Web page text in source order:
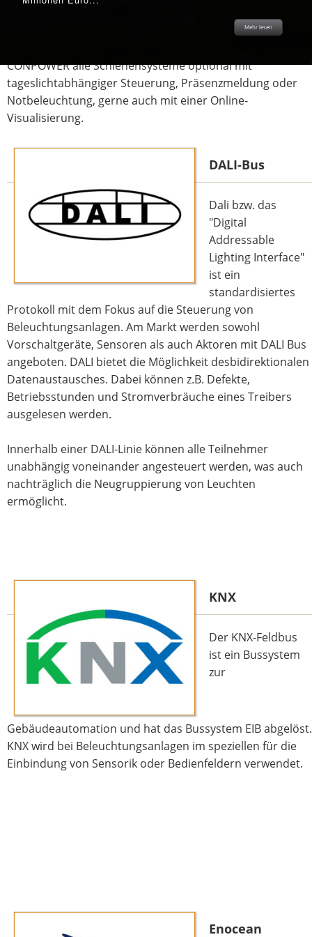
Mehr lesen
Mehr lesen
Mehr lesen
Mehr lesen
Mehr lesen
der Fassung, dies trägt zur Sicherheit des Nutzers bei. Als
CONPOWER alle Schienensysteme optional mit
tageslichtabhängiger Steuerung, Präsenzmeldung oder
Notbeleuchtung, gerne auch mit einer Online-
Visualisierung.
DALI-Bus
Dali bzw. das
"Digital
Addressable
Lighting Interface"
ist ein
standardisiertes
Protokoll mit dem Fokus auf die Steuerung von
Beleuchtungsanlagen. Am Markt werden sowohl
Vorschaltgeräte, Sensoren als auch Aktoren mit DALI Bus
angeboten. DALI bietet die Möglichkeit desbidirektionalen
Datenaustausches. Dabei können z.B. Defekte,
Betriebsstunden und Stromverbräuche eines Treibers
ausgelesen werden.
Innerhalb einer DALI-Linie können alle Teilnehmer
unabhängig voneinander angesteuert werden, was auch
nachträglich die Neugruppierung von Leuchten
ermöglicht.
KNX
Der KNX-Feldbus
ist ein Bussystem
zur
Gebäudeautomation und hat das Bussystem EIB abgelöst.
KNX wird bei Beleuchtungsanlagen im speziellen für die
Einbindung von Sensorik oder Bedienfeldern verwendet.
Enocean